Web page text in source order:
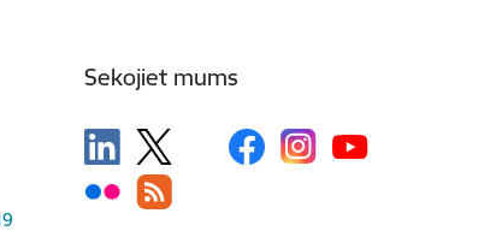
Sekojiet mums